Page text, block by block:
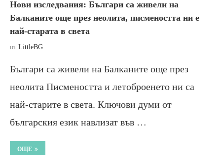
Нови изследвания: Българи са живели на
Балканите още през неолита, писмеността ни е
най-старата в света
от LittleBG
Българи са живели на Балканите още през
неолита Писмеността и летоброенето ни са
най-старите в света. Ключови думи от
българския език навлизат във …
ОЩЕ